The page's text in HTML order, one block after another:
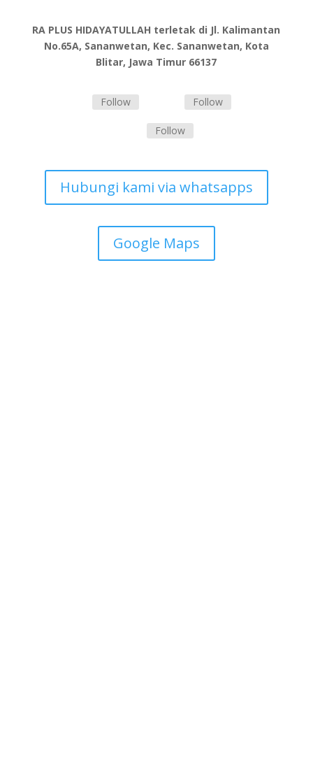
RA PLUS HIDAYATULLAH terletak di Jl. Kalimantan
No.65A, Sananwetan, Kec. Sananwetan, Kota
Blitar, Jawa Timur 66137
Follow Follow
Follow
Hubungi kami via whatsapps
Google Maps